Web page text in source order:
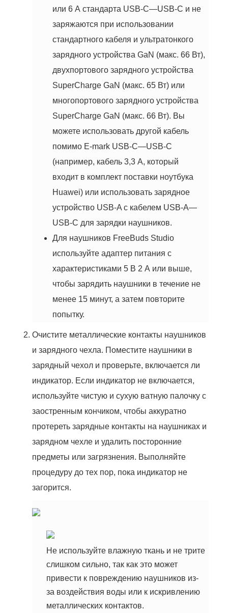
или 6 А стандарта USB-C—USB-C и не
заряжаются при использовании
стандартного кабеля и ультратонкого
зарядного устройства GaN (макс. 66 Вт),
двухпортового зарядного устройства
SuperCharge GaN (макс. 65 Вт) или
многопортового зарядного устройства
SuperCharge GaN (макс. 66 Вт). Вы
можете использовать другой кабель
помимо E-mark USB-C—USB-C
(например, кабель 3,3 А, который
входит в комплект поставки ноутбука
Huawei) или использовать зарядное
устройство USB-A с кабелем USB-A—
USB-C для зарядки наушников.
Для наушников FreeBuds Studio
используйте адаптер питания с
характеристиками 5 В 2 А или выше,
чтобы зарядить наушники в течение не
менее 15 минут, а затем повторите
попытку.
Очистите металлические контакты наушников
и зарядного чехла. Поместите наушники в
зарядный чехол и проверьте, включается ли
индикатор. Если индикатор не включается,
используйте чистую и сухую ватную палочку с
заостренным кончиком, чтобы аккуратно
протереть зарядные контакты на наушниках и
зарядном чехле и удалить посторонние
предметы или загрязнения. Выполняйте
процедуру до тех пор, пока индикатор не
загорится.
Не используйте влажную ткань и не трите
слишком сильно, так как это может
привести к повреждению наушников из-
за воздействия воды или к искривлению
металлических контактов.